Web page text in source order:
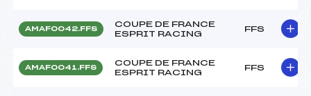
AMAF0042.FFS
COUPE DE FRANCE
ESPRIT RACING
FFS
AMAF0041.FFS
COUPE DE FRANCE
ESPRIT RACING
FFS